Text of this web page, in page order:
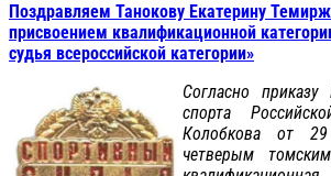
Поздравляем Танокову Екатерину
присвоением квалификационной
судья всероссийской категории»
Согласно
спорта
Колобкова от
четверым